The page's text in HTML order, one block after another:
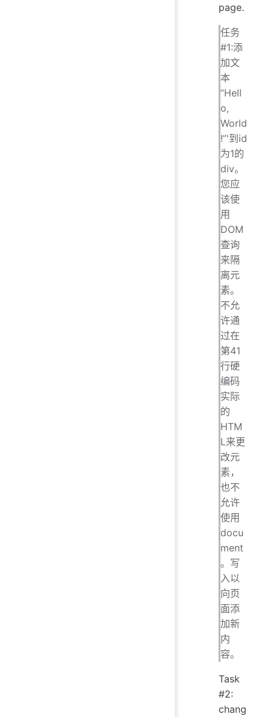
page.
任务
#1:添
加文
本
“Hell
o,
World
!”'到id
为1的
div。
您应
该使
用
DOM
查询
来隔
离元
素。
不允
许通
过在
第41
行硬
编码
实际
的
HTM
L来更
改元
素，
也不
允许
使用
docu
ment
。写
入以
向页
面添
加新
内
容。
Task
#2:
chang